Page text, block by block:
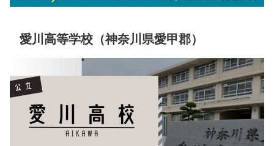
愛川高等学校（神奈川県愛甲郡）